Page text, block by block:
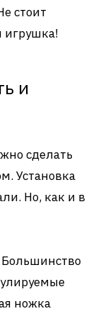
стоит
игрушка!
и
сделать
Установка
Но, как и в
Большинство
ножка